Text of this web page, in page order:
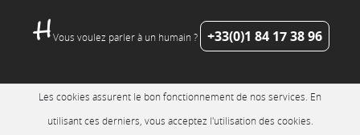
Vous voulez parler à un humain ? +33(0)1 84 17 38 96
Les cookies assurent le bon fonctionnement de nos services. En
utilisant ces derniers, vous acceptez l'utilisation des cookies.